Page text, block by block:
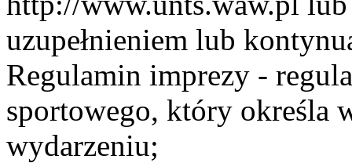
uzupełnieniem lub
Regulamin imprezy -
sportowego, który określa
wydarzeniu;